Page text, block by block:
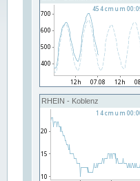
RHEIN - Koblenz